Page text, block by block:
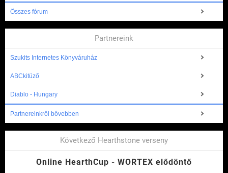
Összes fórum
Partnereink
Szukits Internetes Könyváruház
ABCkitüző
Diablo - Hungary
Partnereinkről bővebben
Következő Hearthstone verseny
Online HearthCup - WORTEX elődöntő